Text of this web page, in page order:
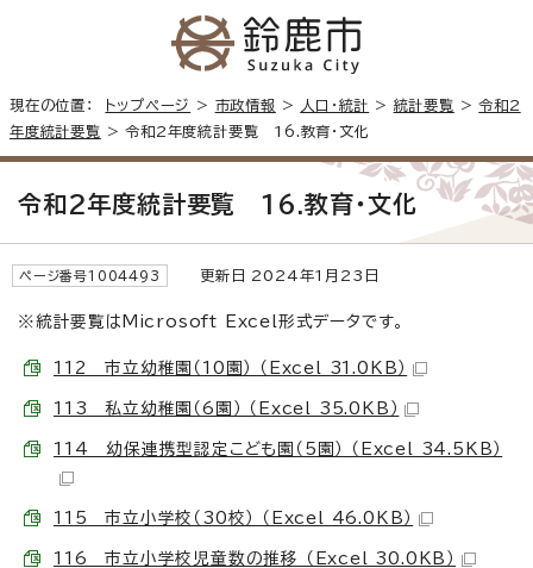
現在の位置： トップページ > 市政情報 > 人口・統計 > 統計要覧 >令和2
年度統計要覧 > 令和2年度統計要覧 16.教育・文化
令和2年度統計要覧 16.教育・文化
ページ番号1004493 更新日 2024年1月23日
※統計要覧はMicrosoft Excel形式データです。
112 市立幼稚園（10園） （Excel 31.0KB）
113 私立幼稚園（6園） （Excel 35.0KB）
114 幼保連携型認定こども園（5園） （Excel 34.5KB）
115 市立小学校（30校） （Excel 46.0KB）
116 市立小学校児童数の推移 （Excel 30.0KB）